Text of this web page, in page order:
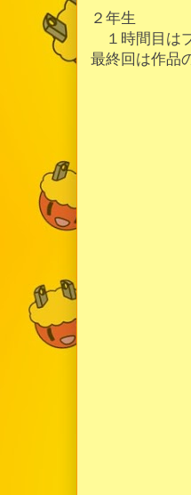
２年生
１時間目は
最終回は作品